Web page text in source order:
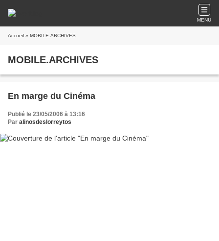
MENU
Accueil » MOBILE.ARCHIVES
MOBILE.ARCHIVES
En marge du Cinéma
Publié le 23/05/2006 à 13:16
Par alinosdeslorreytos